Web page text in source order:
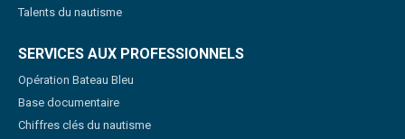
Talents du nautisme
SERVICES AUX PROFESSIONNELS
Opération Bateau Bleu
Base documentaire
Chiffres clés du nautisme